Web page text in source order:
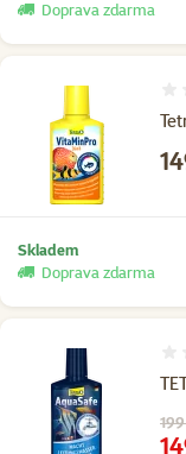
Doprava zdarma
Skladem
Doprava zdarma